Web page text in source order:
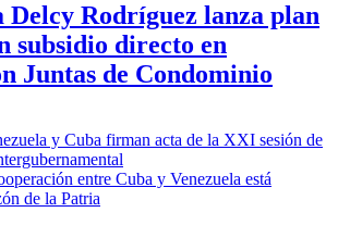
Delcy Rodríguez lanza plan
subsidio directo en
Juntas de Condominio
y Cuba firman acta de la XXI sesión de
entre Cuba y Venezuela está
de la Patria